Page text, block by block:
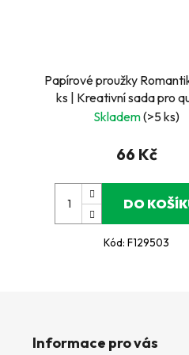
Papírové proužky
ks | Kreativní sada pro
dekorace a papírové
Skladem(>5 ks)
66 Kč
DO
Kód:F129503
Informace pro vás